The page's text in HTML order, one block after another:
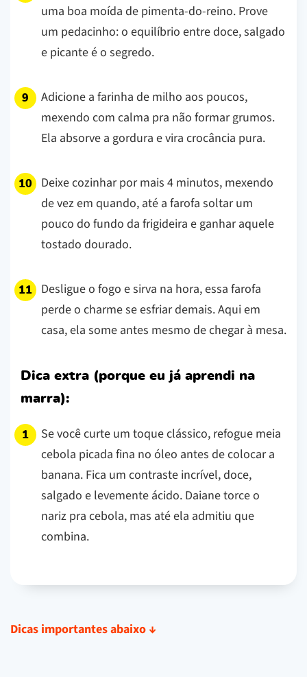
uma boa moída de pimenta-do-reino. Prove
um pedacinho: o equilíbrio entre doce, salgado
e picante é o segredo.
Adicione a farinha de milho aos poucos,
mexendo com calma pra não formar grumos.
Ela absorve a gordura e vira crocância pura.
Deixe cozinhar por mais 4 minutos, mexendo
de vez em quando, até a farofa soltar um
pouco do fundo da frigideira e ganhar aquele
tostado dourado.
Desligue o fogo e sirva na hora, essa farofa
perde o charme se esfriar demais. Aqui em
casa, ela some antes mesmo de chegar à mesa.
Dica extra (porque eu já aprendi na
marra):
Se você curte um toque clássico, refogue meia
cebola picada fina no óleo antes de colocar a
banana. Fica um contraste incrível, doce,
salgado e levemente ácido. Daiane torce o
nariz pra cebola, mas até ela admitiu que
combina.
Dicas importantes abaixo ↓